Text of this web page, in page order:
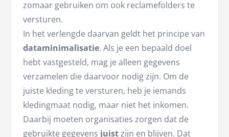
zomaar gebruiken om ook reclamefolders te
versturen.
In het verlengde daarvan geldt het principe van
dataminimalisatie. Als je een bepaald doel
hebt vastgesteld, mag je alleen gegevens
verzamelen die daarvoor nodig zijn. Om de
juiste kleding te versturen, heb je iemands
kledingmaat nodig, maar niet het inkomen.
Daarbij moeten organisaties zorgen dat de
gebruikte gegevens juistzijn en blijven. Dat